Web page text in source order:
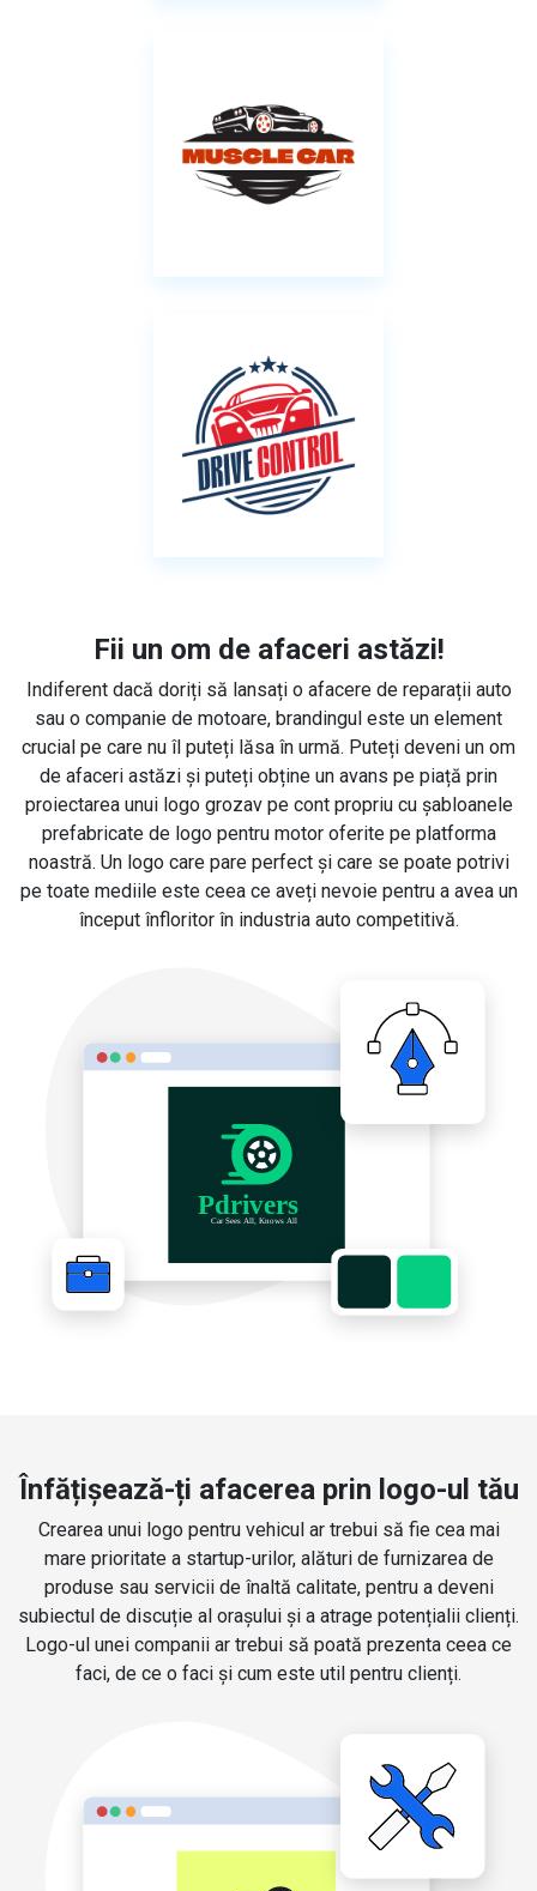
Fii un om de afaceri astăzi!
Indiferent dacă doriți să lansați o afacere de reparații auto
sau o companie de motoare, brandingul este un element
crucial pe care nu îl puteți lăsa în urmă. Puteți deveni un om
de afaceri astăzi și puteți obține un avans pe piață prin
proiectarea unui logo grozav pe cont propriu cu șabloanele
prefabricate de logo pentru motor oferite pe platforma
noastră. Un logo care pare perfect și care se poate potrivi
pe toate mediile este ceea ce aveți nevoie pentru a avea un
început înfloritor în industria auto competitivă.
Înfățișează-ți afacerea prin logo-ul tău
Crearea unui logo pentru vehicul ar trebui să fie cea mai
mare prioritate a startup-urilor, alături de furnizarea de
produse sau servicii de înaltă calitate, pentru a deveni
subiectul de discuție al orașului și a atrage potențialii clienți.
Logo-ul unei companii ar trebui să poată prezenta ceea ce
faci, de ce o faci și cum este util pentru clienți.